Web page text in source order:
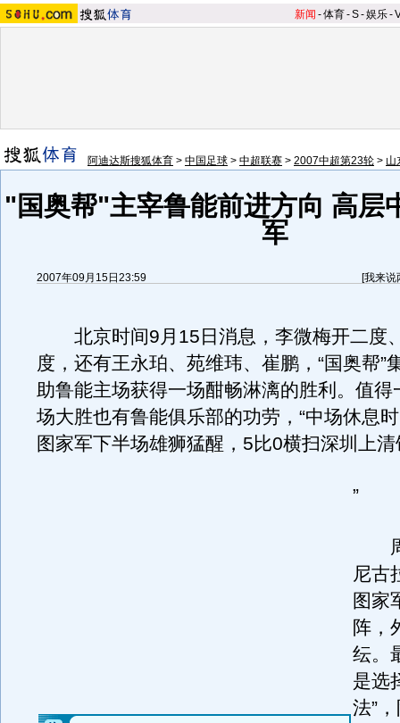
新闻 -体育-S-娱乐-
阿迪达斯搜狐体育 > 中国足球 > 中超联赛 > 2007中超第23轮 > 山
"国奥帮"主宰鲁能前进方向 高层
军
2007年09月15日23:59 [我来说
北京时间9月15日消息，李微梅开二度
度，还有王永珀、苑维玮、崔鹏，“国奥帮”
助鲁能主场获得一场酣畅淋漓的胜利。值得
场大胜也有鲁能俱乐部的功劳，“中场休息
图家军下半场雄狮猛醒，5比0横扫深圳上
”
周
尼古
图家
阵，
纭。
是选
法”